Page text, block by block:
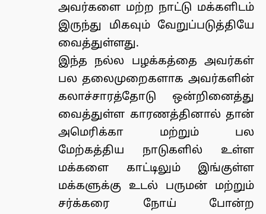
அவர்களை மற்ற நாட்டு மக்களிடம்
இருந்து மிகவும் வேறுப்படுத்தியே
வைத்துள்ளது.
இந்த நல்ல பழக்கத்தை அவர்கள்
பல தலைமுறைகளாக அவர்களின்
கலாச்சாரத்தோடு ஒன்றினைத்து
வைத்துள்ள காரணத்தினால் தான்
அமெரிக்கா மற்றும் பல
மேற்கத்திய நாடுகளில் உள்ள
மக்களை காட்டிலும் இங்குள்ள
மக்களுக்கு உடல் பருமன் மற்றும்
சர்க்கரை நோய் போன்ற